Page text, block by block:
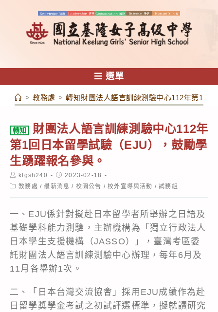
容
選單
> 教務處 > 轉知財團法人語言訓練測驗中心112年第1回
轉知
財團法人語言訓練測驗中心112年
第1回日本留學試驗（EJU），鼓勵學
生踴躍報名參與。
Post
author:
klgsh240
Post
published:
2023-02-18
Post教務處 / 最新消息 / 校園公告 / 校外宣導與活動 / 試務組
一、EJU係針對擬赴日本留學者所舉辦之日語及
基礎學科能力測驗，主辦機構為「獨立行政法人
日本學生支援機構（JASSO）」，臺灣考區委
託財團法人語言訓練測驗中心辦理，每年6月及
11月各舉辦1次。
二、「日本台灣交流協會」採用EJU成績作為赴
日留學獎學金考試之初試評選標準，擬就讀研究